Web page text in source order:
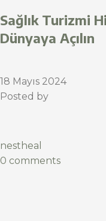
Sağlık Turizmi
Dünyaya Açılın
18 Mayıs 2024
Posted by
nestheal
0 comments